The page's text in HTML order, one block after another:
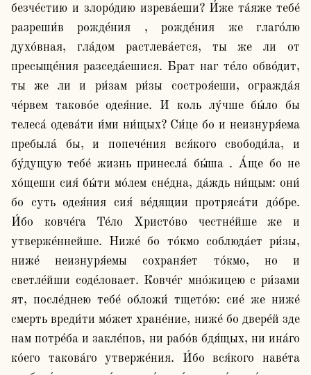
безче́стию и злоро́дию изрева́еши? И́же та́яже тебе́
разреши́в рожде́ния , рожде́ния же глаго́лю
духо́вная, гла́дом растлева́ется, ты же ли от
пресыще́ния разседа́ешися. Брат наг те́ло обво́дит,
ты же ли и ри́зам ри́зы состроя́еши, огражда́я
че́рвем таково́е одея́ние. И коль лу́чше бы́ло бы
телеса́ одева́ти и́ми ни́щых? Си́це бо и неизнуря́ема
пребыла́ бы, и попече́ния вся́кого свободи́ла, и
бу́дущую тебе́ жизнь принесла́ бы́ша . А́ще бо не
хо́щеши сия́ бы́ти мо́лем сне́дна, да́ждь ни́щым: они́
бо суть одея́ния сия́ ве́дящии протряса́ти до́бре.
И́бо ковче́га Те́ло Христо́во честне́йше же и
утверже́ннейше. Ниже́ бо то́кмо соблюда́ет ри́зы,
ниже́ неизнуря́емы сохраня́ет то́кмо, но и
светле́йши соде́ловает. Ковче́г мно́жицею с ри́зами
ят, после́днею тебе́ обложи́ тщето́ю: сие́ же ниже́
смерть вреди́ти мо́жет хране́ние, ниже́ бо двере́й зде
нам потре́ба и закле́пов, ни рабо́в бдя́щых, ни ина́го
ко́его такова́го утверже́ния. И́бо вся́кого наве́та